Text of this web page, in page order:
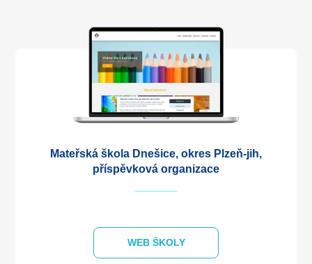
Mateřská škola Dnešice, okres Plzeň-jih,
příspěvková organizace
WEB ŠKOLY